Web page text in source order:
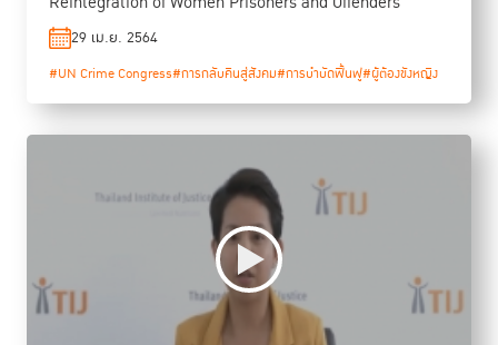
29 เม.ย. 2564
#UN Crime Congress#การกลับคืนสู่สังคม#การบำบัดฟื้นฟู#ผู้ต้องขังหญิง